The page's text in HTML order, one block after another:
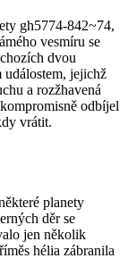
gh5774-842~74,
vesmíru se
dvou
jejichž
a rozžhavená
odbíjel
vrátit.
planety
děr se
jen několik
hélia zábranila